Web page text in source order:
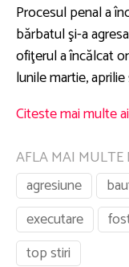
Procesul penal a
bărbatul şi-a
ofiţerul a încălcat
lunile martie,
Citeste mai multe
AFLA MAI MULTE
agresiune
executare
top stiri